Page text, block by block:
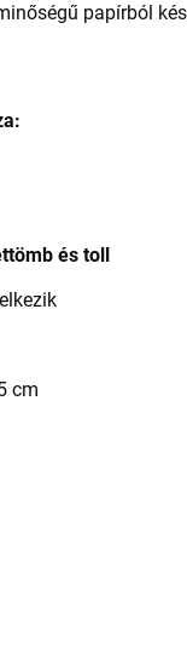
papírból
és toll
cm